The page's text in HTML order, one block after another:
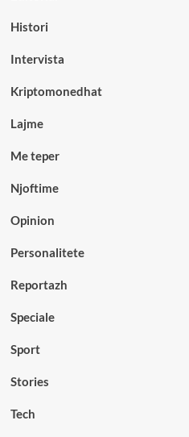
Histori
Intervista
Kriptomonedhat
Lajme
Me teper
Njoftime
Opinion
Personalitete
Reportazh
Speciale
Sport
Stories
Tech